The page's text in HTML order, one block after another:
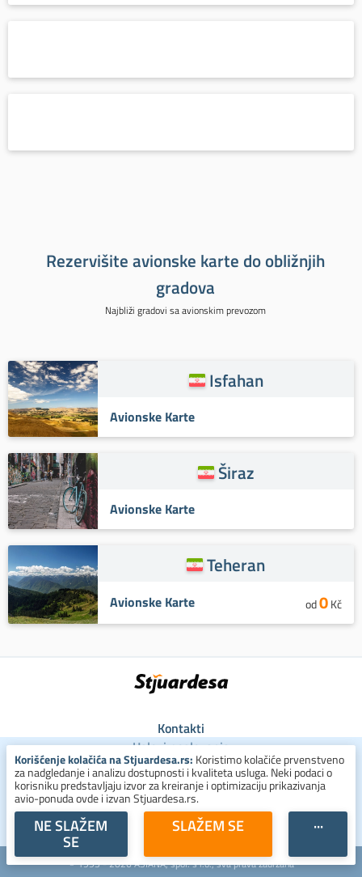
Rezervišite avionske karte do obližnjih
gradova
Najbliži gradovi sa avionskim prevozom
Isfahan
Avionske Karte
Širaz
Avionske Karte
Teheran
Avionske Karte od0Kč
Kontakti
Uslovi poslovanja
Uslovi za kolačiće
Zaštita ličnih podataka
+381 800 300 137
© 1993 - 2026 ASIANA, spol. s r.o., sva prava zadržana
Korišćenje kolačića na Stjuardesa.rs: Koristimo kolačiće prvenstveno
za nadgledanje i analizu dostupnosti i kvaliteta usluga. Neki podaci o
korisniku predstavljaju izvor za kreiranje i optimizaciju prikazivanja
avio-ponuda ovde i izvan Stjuardesa.rs.
NE SLAŽEM
SE
SLAŽEM SE ···